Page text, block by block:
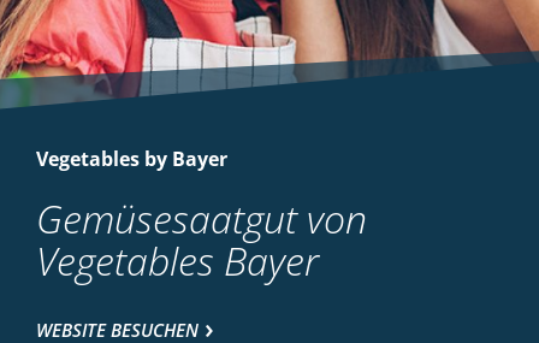
Vegetables by Bayer
Gemüsesaatgut von
Vegetables Bayer
WEBSITE BESUCHEN